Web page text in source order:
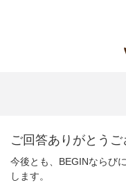
ご回答ありがとうご
今後とも、BEGINならび
します。